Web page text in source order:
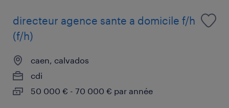
directeur agence sante a domicile f/h
(f/h)
caen, calvados
cdi
50 000 € - 70 000 € par année